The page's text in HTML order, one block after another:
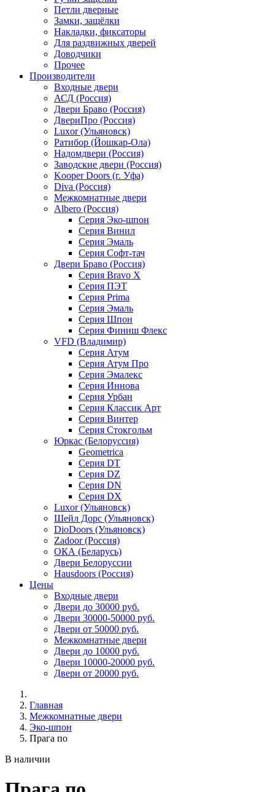
Петли дверные
Замки, защёлки
Накладки, фиксаторы
Для раздвижных дверей
Доводчики
Прочее
Производители
Входные двери
АСД (Россия)
Двери Браво (Россия)
ДвериПро (Россия)
Luxor (Ульяновск)
Ратибор (Йошкар-Ола)
Надомдвери (Россия)
Заводские двери (Россия)
Kooper Doors (г. Уфа)
Diva (Россия)
Межкомнатные двери
Albero (Россия)
Серия Эко-шпон
Серия Винил
Серия Эмаль
Серия Софт-тач
Двери Браво (Россия)
Серия Bravo X
Серия ПЭТ
Серия Prima
Серия Эмаль
Серия Шпон
Серия Финиш Флекс
VFD (Владимир)
Серия Атум
Серия Атум Про
Серия Эмалекс
Серия Иннова
Серия Урбан
Серия Классик Арт
Серия Винтер
Серия Стокгольм
Юркас (Белоруссия)
Geometrica
Серия DT
Серия DZ
Серия DN
Серия DX
Luxor (Ульяновск)
Шейл Дорс (Ульяновск)
DioDoors (Ульяновск)
Zadoor (Россия)
ОКА (Беларусь)
Двери Белоруссии
Hausdoors (Россия)
Цены
Входные двери
Двери до 30000 руб.
Двери 30000-50000 руб.
Двери от 50000 руб.
Межкомнатные двери
Двери до 10000 руб.
Двери 10000-20000 руб.
Двери от 20000 руб.
Главная
Межкомнатные двери
Эко-шпон
Прага по
В наличии